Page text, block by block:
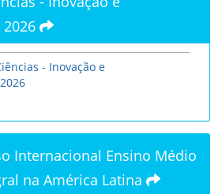
- Inovação e
Internacional Ensino Médio
na América Latina